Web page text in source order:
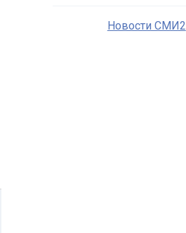
Новости СМИ2